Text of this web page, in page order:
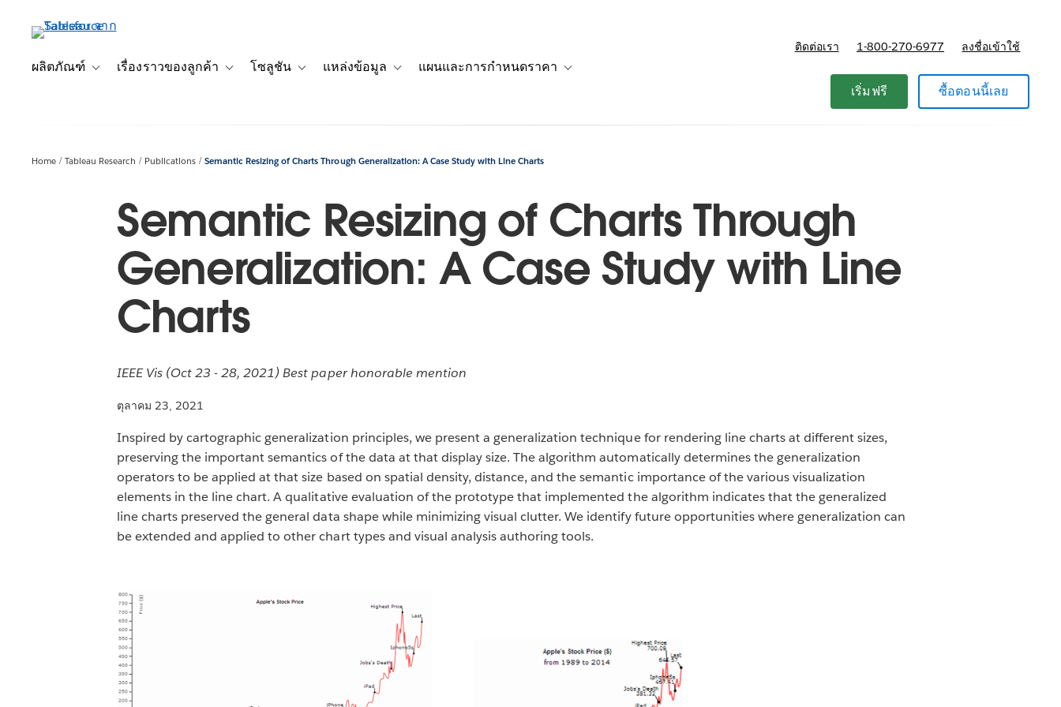
เนื้อหาผลิตภัณฑ์
Toggle sub-navigation for ผลิตภัณฑ์
เรื่องราวของลูกค้า
Toggle sub-navigation for เรื่องราวของลูกค้า
โซลูชัน
Toggle sub-navigation for โซลูชัน
แหล่งข้อมูล แผนและการกำหนดราคา
ติดต่อเรา 1-800-270-6977 ลงชื่อเข้าใช้
เริ่มฟรี ซื้อตอนนี้เลย
Home Tableau Research Publications Semantic Resizing of Charts Through Generalization: A Case Study with Line Charts
Semantic Resizing of Charts Through
Generalization: A Case Study with Line
Charts
IEEE Vis (Oct 23 - 28, 2021) Best paper honorable mention
ตุลาคม 23, 2021
Inspired by cartographic generalization principles, we present a generalization technique for rendering line charts at different sizes,
preserving the important semantics of the data at that display size. The algorithm automatically determines the generalization
operators to be applied at that size based on spatial density, distance, and the semantic importance of the various visualization
elements in the line chart. A qualitative evaluation of the prototype that implemented the algorithm indicates that the generalized
line charts preserved the general data shape while minimizing visual clutter. We identify future opportunities where generalization can
be extended and applied to other chart types and visual analysis authoring tools.